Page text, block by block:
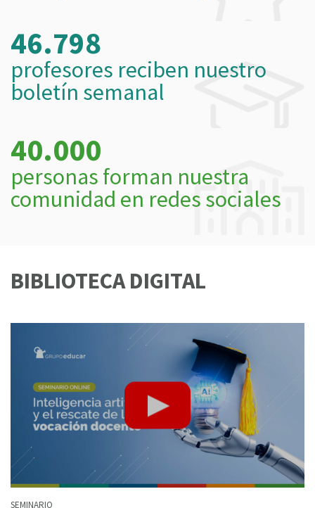
46.798
profesores reciben nuestro
boletín semanal
40.000
personas forman nuestra
comunidad en redes sociales
BIBLIOTECA DIGITAL
SEMINARIO